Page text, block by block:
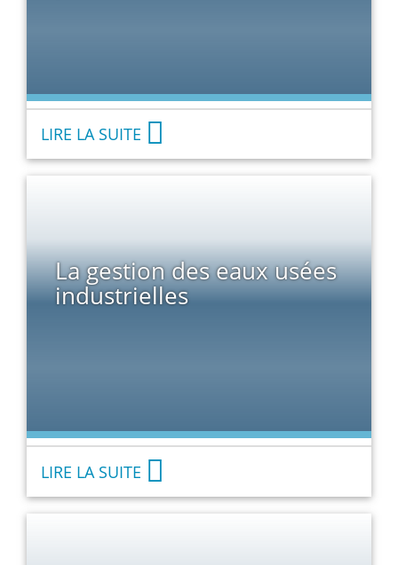
LIRE LA SUITE
La gestion des eaux usées
industrielles
LIRE LA SUITE